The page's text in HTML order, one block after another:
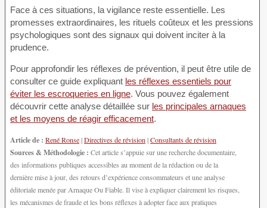
Face à ces situations, la vigilance reste essentielle. Les
promesses extraordinaires, les rituels coûteux et les pressions
psychologiques sont des signaux qui doivent inciter à la
prudence.
Pour approfondir les réflexes de prévention, il peut être utile de
consulter ce guide expliquant les réflexes essentiels pour
éviter les escroqueries en ligne. Vous pouvez également
découvrir cette analyse détaillée sur les principales arnaques
et les moyens de réagir efficacement.
Article de : René Ronse|Directives de révision|Consultants de révision
Sources & Méthodologie : Cet article s’appuie sur une recherche documentaire,
des informations publiques accessibles au moment de la rédaction ou de la
dernière mise à jour, des retours d’expérience consommateurs et une analyse
éditoriale menée par Arnaque Ou Fiable. Il vise à expliquer clairement les risques,
les mécanismes de fraude et les bons réflexes à adopter face aux pratiques